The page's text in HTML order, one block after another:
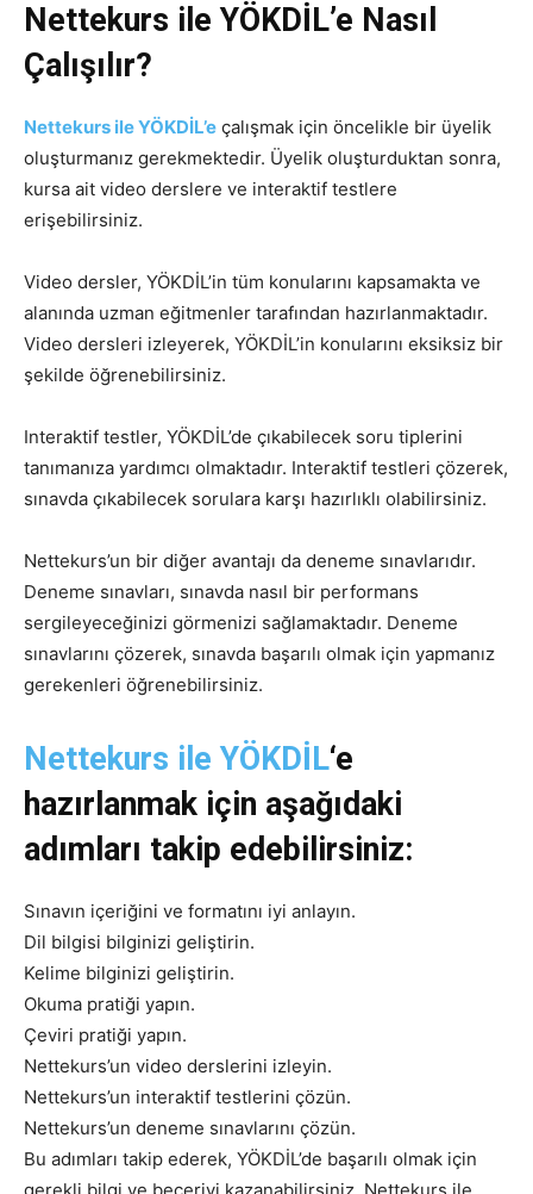
Nettekurs ile YÖKDİL’e Nasıl
Çalışılır?
Nettekurs ile YÖKDİL’e çalışmak için öncelikle bir üyelik
oluşturmanız gerekmektedir. Üyelik oluşturduktan sonra,
kursa ait video derslere ve interaktif testlere
erişebilirsiniz.
Video dersler, YÖKDİL’in tüm konularını kapsamakta ve
alanında uzman eğitmenler tarafından hazırlanmaktadır.
Video dersleri izleyerek, YÖKDİL’in konularını eksiksiz bir
şekilde öğrenebilirsiniz.
Interaktif testler, YÖKDİL’de çıkabilecek soru tiplerini
tanımanıza yardımcı olmaktadır. Interaktif testleri çözerek,
sınavda çıkabilecek sorulara karşı hazırlıklı olabilirsiniz.
Nettekurs’un bir diğer avantajı da deneme sınavlarıdır.
Deneme sınavları, sınavda nasıl bir performans
sergileyeceğinizi görmenizi sağlamaktadır. Deneme
sınavlarını çözerek, sınavda başarılı olmak için yapmanız
gerekenleri öğrenebilirsiniz.
Nettekurs ile YÖKDİL‘e
hazırlanmak için aşağıdaki
adımları takip edebilirsiniz:
Sınavın içeriğini ve formatını iyi anlayın.
Dil bilgisi bilginizi geliştirin.
Kelime bilginizi geliştirin.
Okuma pratiği yapın.
Çeviri pratiği yapın.
Nettekurs’un video derslerini izleyin.
Nettekurs’un interaktif testlerini çözün.
Nettekurs’un deneme sınavlarını çözün.
Bu adımları takip ederek, YÖKDİL’de başarılı olmak için